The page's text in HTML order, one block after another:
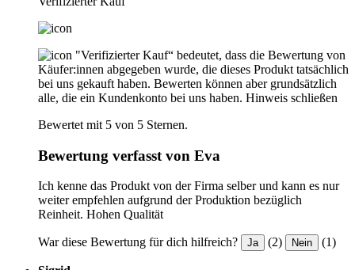
"Verifizierter Kauf“ bedeutet, dass die Bewertung von
Käufer:innen abgegeben wurde, die dieses Produkt tatsächlich
bei uns gekauft haben. Bewerten können aber grundsätzlich
alle, die ein Kundenkonto bei uns haben. Hinweis schließen
Bewertet mit 5 von 5 Sternen.
Bewertung verfasst von Eva
Ich kenne das Produkt von der Firma selber und kann es nur
weiter empfehlen aufgrund der Produktion bezüglich
Reinheit. Hohen Qualität
War diese Bewertung für dich hilfreich? Ja (2) Nein (1)